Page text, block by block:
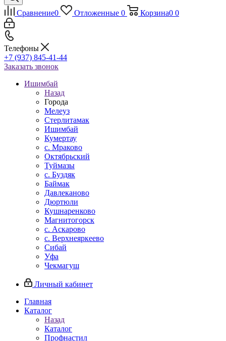
Сравнение0 Отложенные 0 Корзина0 0
Телефоны
+7 (937) 845-41-44
Заказать звонок
Ишимбай
Назад
Города
Мелеуз
Стерлитамак
Ишимбай
Кумертау
c. Мраково
Октябрьский
Туймазы
c. Буздяк
Баймак
Давлеканово
Дюртюли
Кушнаренково
Магнитогорск
с. Аскарово
с. Верхнеяркеево
Сибай
Уфа
Чекмагуш
Личный кабинет
Главная
Каталог
Назад
Каталог
Профнастил